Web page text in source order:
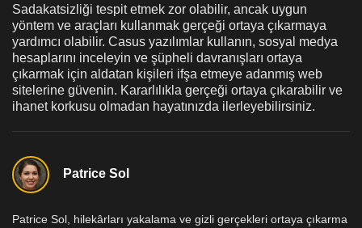
Sadakatsizliği tespit etmek zor olabilir, ancak uygun
yöntem ve araçları kullanmak gerçeği ortaya çıkarmaya
yardımcı olabilir. Casus yazılımlar kullanın, sosyal medya
hesaplarını inceleyin ve şüpheli davranışları ortaya
çıkarmak için aldatan kişileri ifşa etmeye adanmış web
sitelerine güvenin. Kararlılıkla gerçeği ortaya çıkarabilir ve
ihanet korkusu olmadan hayatınızda ilerleyebilirsiniz.
Patrice Sol
Patrice Sol, hilekârları yakalama ve gizli gerçekleri ortaya çıkarma